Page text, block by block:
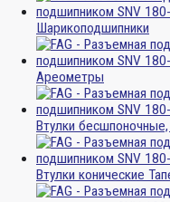
Шарикоподшипники
Ареометры
Втулки
Втулки конические